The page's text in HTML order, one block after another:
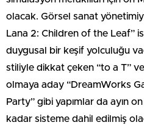
olacak. Görsel sanat
Lana 2: Children of the Leaf”
duygusal bir keşif yolculuğu
stiliyle dikkat çeken “to a T”
olmaya aday “DreamWorks
Party” gibi yapımlar da ayın
kadar sisteme dahil edilmiş